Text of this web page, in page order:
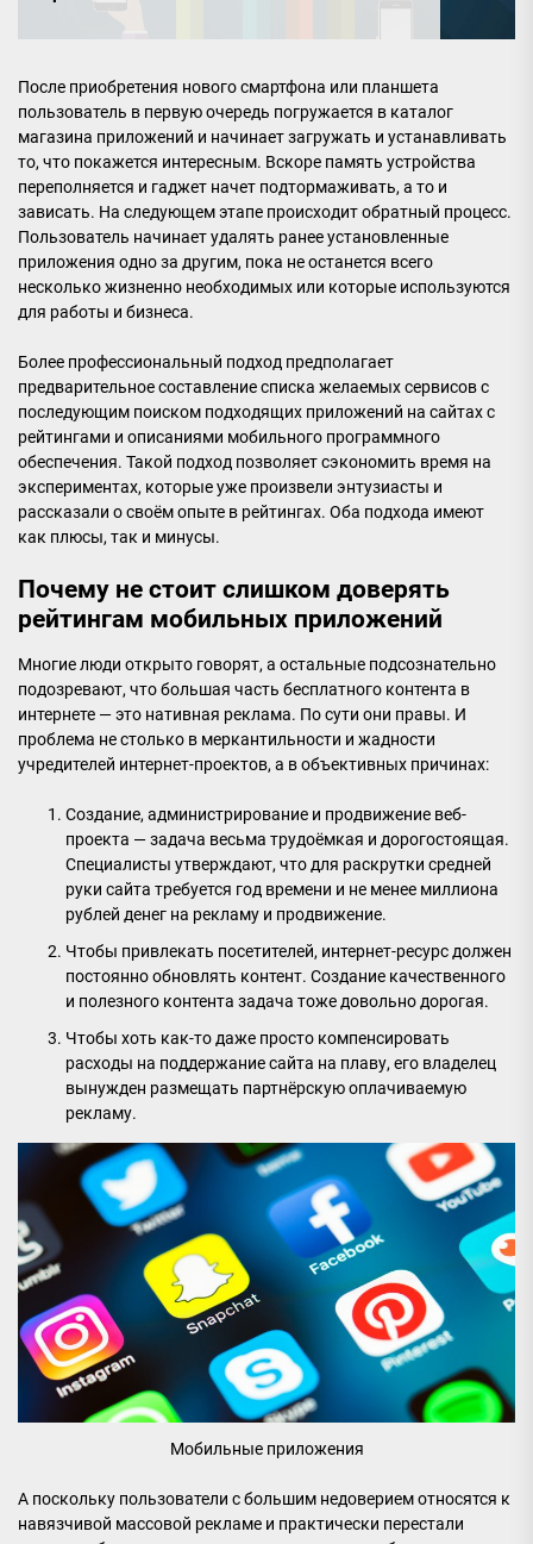
После приобретения нового смартфона или планшета
пользователь в первую очередь погружается в каталог
магазина приложений и начинает загружать и устанавливать
то, что покажется интересным. Вскоре память устройства
переполняется и гаджет начет подтормаживать, а то и
зависать. На следующем этапе происходит обратный процесс.
Пользователь начинает удалять ранее установленные
приложения одно за другим, пока не останется всего
несколько жизненно необходимых или которые используются
для работы и бизнеса.
Более профессиональный подход предполагает
предварительное составление списка желаемых сервисов с
последующим поиском подходящих приложений на сайтах с
рейтингами и описаниями мобильного программного
обеспечения. Такой подход позволяет сэкономить время на
экспериментах, которые уже произвели энтузиасты и
рассказали о своём опыте в рейтингах. Оба подхода имеют
как плюсы, так и минусы.
Почему не стоит слишком доверять
рейтингам мобильных приложений
Многие люди открыто говорят, а остальные подсознательно
подозревают, что большая часть бесплатного контента в
интернете — это нативная реклама. По сути они правы. И
проблема не столько в меркантильности и жадности
учредителей интернет-проектов, а в объективных причинах:
Создание, администрирование и продвижение веб-
проекта — задача весьма трудоёмкая и дорогостоящая.
Специалисты утверждают, что для раскрутки средней
руки сайта требуется год времени и не менее миллиона
рублей денег на рекламу и продвижение.
Чтобы привлекать посетителей, интернет-ресурс должен
постоянно обновлять контент. Создание качественного
и полезного контента задача тоже довольно дорогая.
Чтобы хоть как-то даже просто компенсировать
расходы на поддержание сайта на плаву, его владелец
вынужден размещать партнёрскую оплачиваемую
рекламу.
Мобильные приложения
А поскольку пользователи с большим недоверием относятся к
навязчивой массовой рекламе и практически перестали